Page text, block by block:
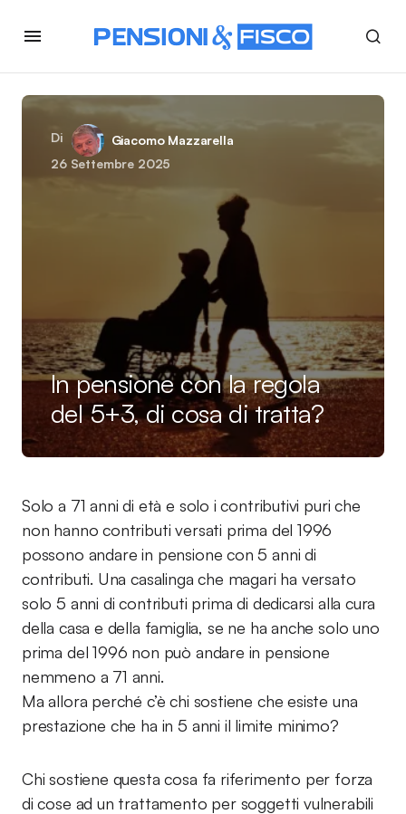
Di
Giacomo Mazzarella
26 Settembre 2025
In pensione con la regola
del 5+3, di cosa di tratta?
Solo a 71 anni di età e solo i contributivi puri che
non hanno contributi versati prima del 1996
possono andare in pensione con 5 anni di
contributi. Una casalinga che magari ha versato
solo 5 anni di contributi prima di dedicarsi alla cura
della casa e della famiglia, se ne ha anche solo uno
prima del 1996 non può andare in pensione
nemmeno a 71 anni.
Ma allora perché c’è chi sostiene che esiste una
prestazione che ha in 5 anni il limite minimo?
Chi sostiene questa cosa fa riferimento per forza
di cose ad un trattamento per soggetti vulnerabili